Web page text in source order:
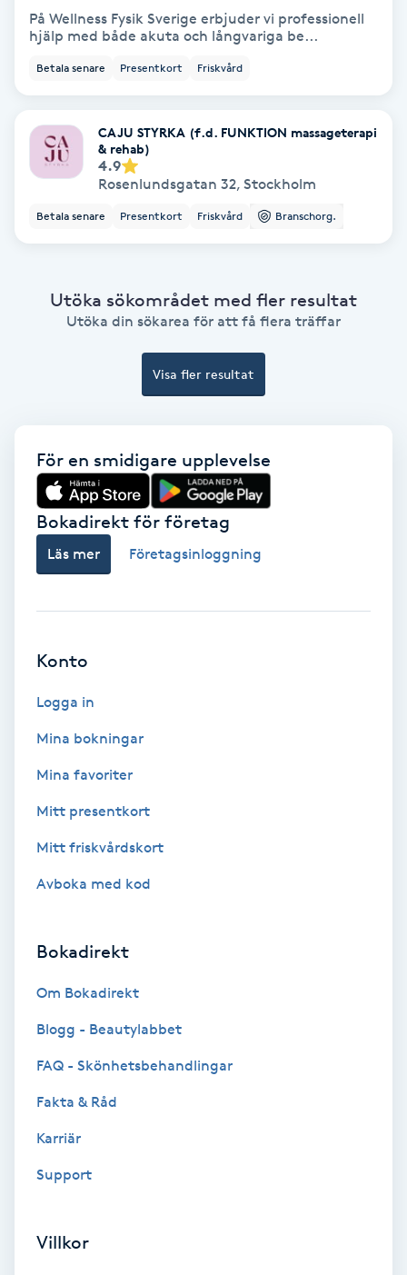
Meditation
Megavolymfransar
Melasma
Nagelförlängning
Nagelförlängning akryl
Nagelförlängning gelé
Nagelförlängning glasfiber
Nagelförlängning silke
Nagelförstärkning
Nagelsvamp
Naprapati
NBE-massage
På Wellness Fysik Sverige erbjuder vi professionell
hjälp med både akuta och långvariga be...
Betala senare Presentkort Friskvård
CAJU STYRKA (f.d. FUNKTION massageterapi
& rehab)
4.9
Rosenlundsgatan 32, Stockholm
Betala senare Presentkort Friskvård Branschorg.
Utöka sökområdet med fler resultat
Utöka din sökarea för att få flera träffar
Visa fler resultat
För en smidigare upplevelse
Bokadirekt för företag
Läs mer Företagsinloggning
Konto
Logga in
Mina bokningar
Mina favoriter
Mitt presentkort
Mitt friskvårdskort
Avboka med kod
Bokadirekt
Om Bokadirekt
Blogg - Beautylabbet
FAQ - Skönhetsbehandlingar
Fakta & Råd
Karriär
Support
Villkor